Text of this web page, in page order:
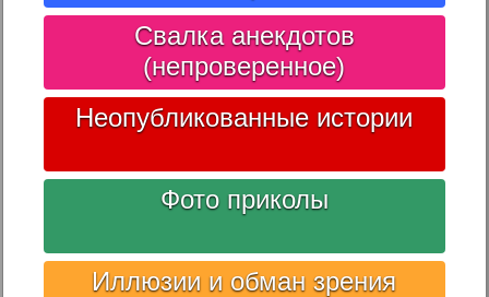
Свалка анекдотов
(непроверенное)
Неопубликованные истории
Фото приколы
Иллюзии и обман зрения